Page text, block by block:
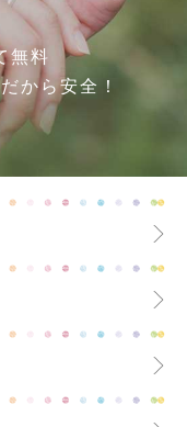
無料
から安全！